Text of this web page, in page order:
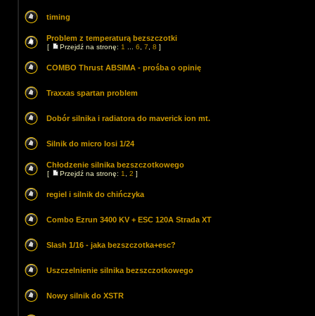
timing
Problem z temperaturą bezszczotki
[ Przejdź na stronę: 1 6 7 8 ]
COMBO Thrust ABSIMA - prośba o opinię
Traxxas spartan problem
Dobór silnika i radiatora do maverick ion mt.
Silnik do micro losi 1/24
Chłodzenie silnika bezszczotkowego
[ Przejdź na stronę: 1 2 ]
regiel i silnik do chińczyka
Combo Ezrun 3400 KV + ESC 120A Strada XT
Slash 1/16 - jaka bezszczotka+esc?
Uszczelnienie silnika bezszczotkowego
Nowy silnik do XSTR